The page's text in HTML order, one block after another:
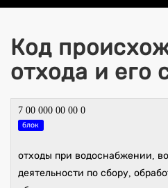
Код
отхода и его
7 00 000 00 00 0
блок
отходы при водоснабжении,
деятельности по сбору,